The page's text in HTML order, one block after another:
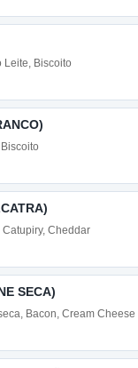
Leite, Biscoito
Catupiry, Cheddar
SECA)
Bacon, Cream Cheese